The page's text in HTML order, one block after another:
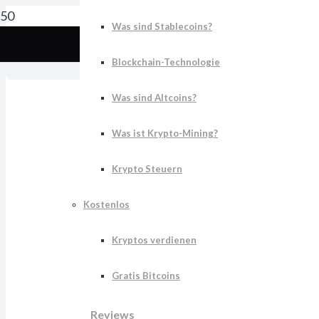
Was sind Stablecoins?
Blockchain-Technologie
Was sind Altcoins?
Was ist Krypto-Mining?
Krypto Steuern
Kostenlos
Kryptos verdienen
Gratis Bitcoins
Reviews